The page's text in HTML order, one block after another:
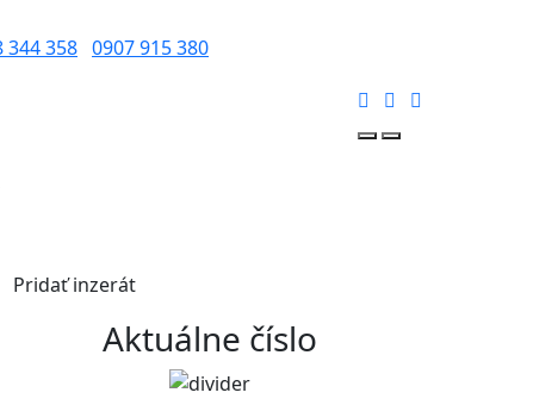
344 358 0907 915 380
Pridať inzerát
Aktuálne číslo